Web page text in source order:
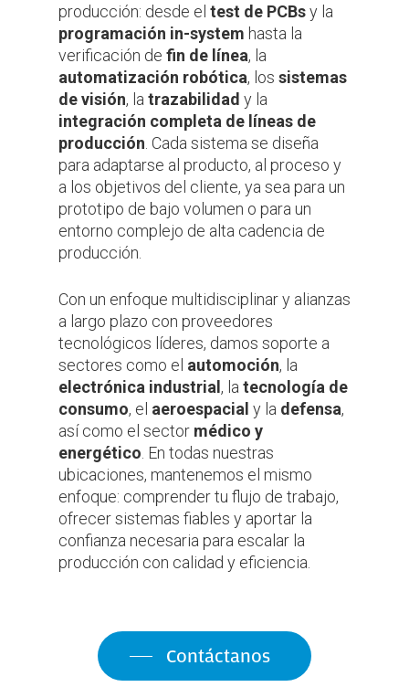
producción: desde el test de PCBsy la
programación in-system hasta la
verificación de fin de línea, la
automatización robótica, los sistemas
de visión, la trazabilidad y la
integración completa de líneas de
producción . Cada sistema se diseña
para adaptarse al producto, al proceso y
a los objetivos del cliente, ya sea para un
prototipo de bajo volumen o para un
entorno complejo de alta cadencia de
producción.
Con un enfoque multidisciplinar y alianzas
a largo plazo con proveedores
tecnológicos líderes, damos soporte a
sectores como el automoción, la
electrónica industrial , la tecnología de
consumo, el aeroespacial y la defensa,
así como el sector médico y
energético . En todas nuestras
ubicaciones, mantenemos el mismo
enfoque: comprender tu flujo de trabajo,
ofrecer sistemas fiables y aportar la
confianza necesaria para escalar la
producción con calidad y eficiencia.
Contáctanos